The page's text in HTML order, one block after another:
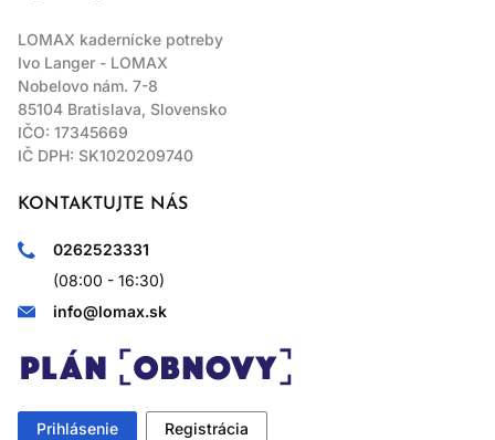
LOMAX kadernícke potreby
Ivo Langer - LOMAX
Nobelovo nám. 7-8
85104 Bratislava, Slovensko
IČO: 17345669
IČ DPH: SK1020209740
KONTAKTUJTE NÁS
0262523331
(08:00 - 16:30)
info@lomax.sk
Prihlásenie Registrácia